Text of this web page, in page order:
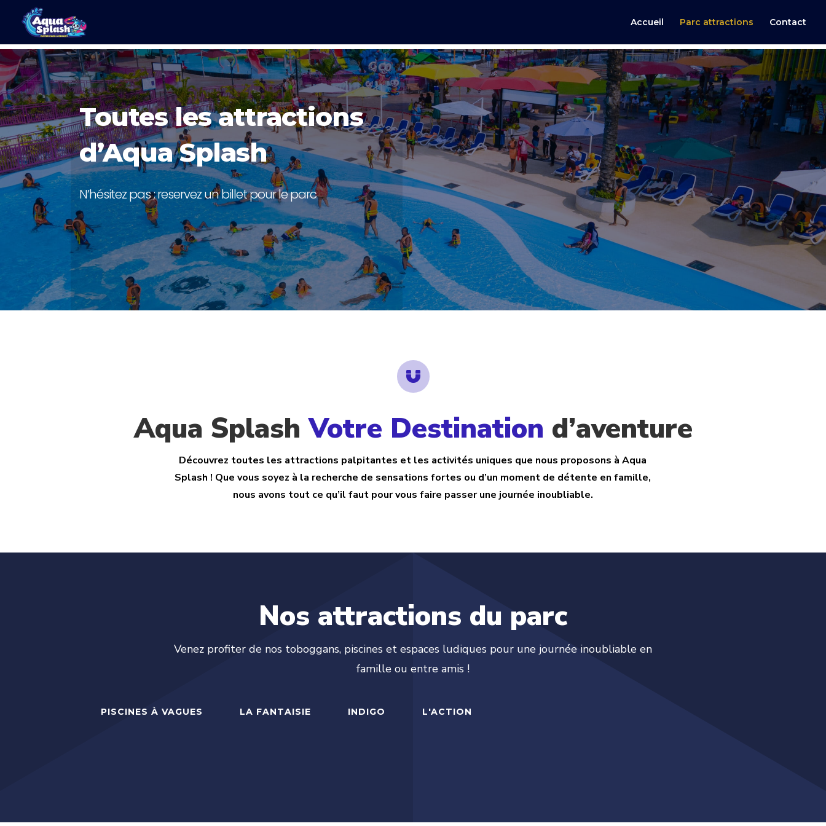
Accueil Parc attractions Contact
Toutes les attractions
d’Aqua Splash
N’hésitez pas ; reservez un billet pour le parc

Aqua SplashVotre Destination d’aventure
Découvrez toutes les attractions palpitantes et les activités uniques que nous proposons à Aqua
Splash ! Que vous soyez à la recherche de sensations fortes ou d’un moment de détente en famille,
nous avons tout ce qu’il faut pour vous faire passer une journée inoubliable.
Nos attractions du parc
Venez profiter de nos toboggans, piscines et espaces ludiques pour une journée inoubliable en
famille ou entre amis !
PISCINES À VAGUES LA FANTAISIE INDIGO L'ACTION